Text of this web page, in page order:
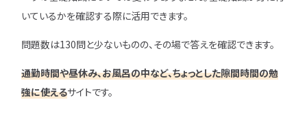
いているかを確認する際に活用できます。
問題数は130問と少ないものの、その場で答えを確認できます。
通勤時間や昼休み、お風呂の中など、ちょっとした隙間時間の勉
強に使えるサイトです。